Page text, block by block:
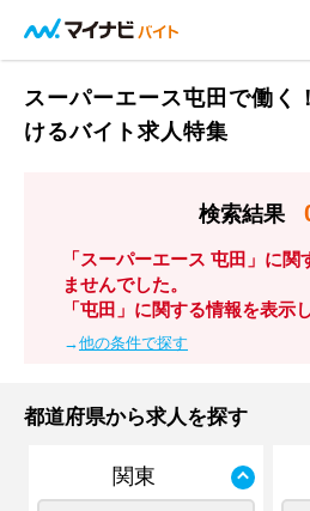
スーパーエース屯田で働く
けるバイト求人特集
検索結果
「スーパーエース 屯田」に関
ませんでした。
「屯田」に関する情報を表示
→他の条件で探す
都道府県から求人を探す
関東